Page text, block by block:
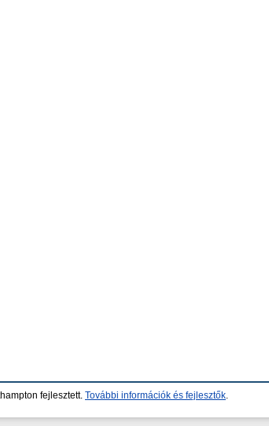
fejlesztett. További információk és fejlesztők